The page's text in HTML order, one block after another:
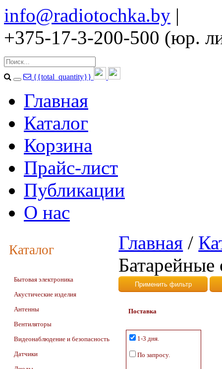
info@radiotochka.by |
+375-17-3-200-500 (юр.
{{total_quantity}}
Главная
Каталог
Корзина
Прайс-лист
Публикации
О нас
Каталог
Бытовая электроника
Акустические изделия
Антенны
Вентиляторы
Видеонаблюдение и безопасность
Датчики
Главная /
Батарейные
Поставка
1-3 дня.
По запросу.